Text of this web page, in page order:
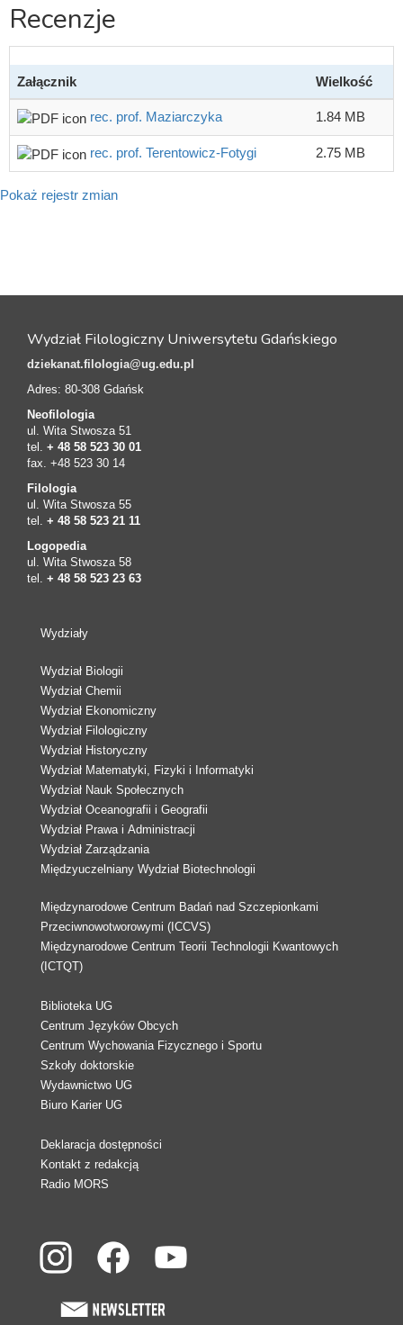
Recenzje
Załącznik Wielkość
rec. prof. Maziarczyka 1.84 MB
rec. prof. Terentowicz-Fotygi 2.75 MB
Pokaż rejestr zmian
Wydział Filologiczny Uniwersytetu Gdańskiego
dziekanat.filologia@ug.edu.pl
Adres: 80-308 Gdańsk
Neofilologia
ul. Wita Stwosza 51
tel. + 48 58 523 30 01
fax. +48 523 30 14
Filologia
ul. Wita Stwosza 55
tel. + 48 58 523 21 11
Logopedia
ul. Wita Stwosza 58
tel. + 48 58 523 23 63
Wydziały
Wydział Biologii
Wydział Chemii
Wydział Ekonomiczny
Wydział Filologiczny
Wydział Historyczny
Wydział Matematyki, Fizyki i Informatyki
Wydział Nauk Społecznych
Wydział Oceanografii i Geografii
Wydział Prawa i Administracji
Wydział Zarządzania
Międzyuczelniany Wydział Biotechnologii
Międzynarodowe Centrum Badań nad Szczepionkami
Przeciwnowotworowymi (ICCVS)
Międzynarodowe Centrum Teorii Technologii Kwantowych
(ICTQT)
Biblioteka UG
Centrum Języków Obcych
Centrum Wychowania Fizycznego i Sportu
Szkoły doktorskie
Wydawnictwo UG
Biuro Karier UG
Deklaracja dostępności
Kontakt z redakcją
Radio MORS